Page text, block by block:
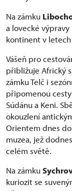
Na zámku
a lovecké
kontinent v letech
Vášeň pro
přibližuje Africký
zámku Telč i
připomenou
Súdánu a Keni.
okouzlení
Orientem dnes
muzea, jež
celém světě.
Na zámku
kuriozit se